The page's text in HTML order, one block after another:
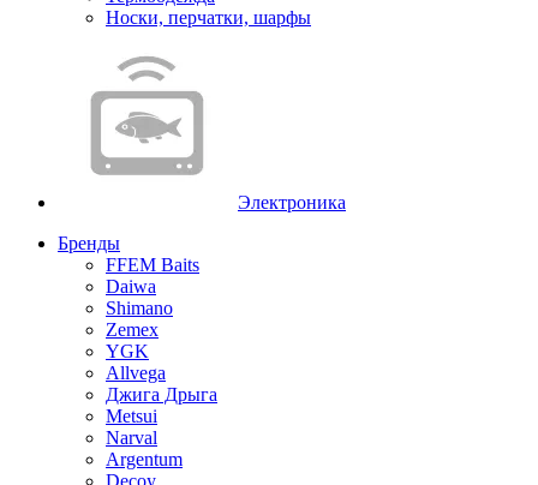
Носки, перчатки, шарфы
Электроника
Бренды
FFEM Baits
Daiwa
Shimano
Zemex
YGK
Allvega
Джига Дрыга
Metsui
Narval
Argentum
Decoy